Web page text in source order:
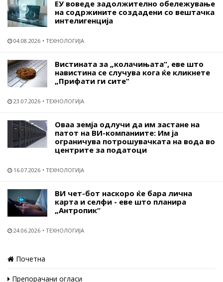
ЕУ воведе задолжително обележување
на содржините создадени со вештачка
интелигенција
04.08.2026 ТЕХНОЛОГИЈА
Вистината за „колачињата“, еве што
навистина се случува кога ќе кликнете
„Прифати ги сите“
23.07.2026 ТЕХНОЛОГИЈА
Оваа земја одлучи да им застане на
патот на ВИ-компаниите: Им ја
ограничува потрошувачката на вода во
центрите за податоци
16.07.2026 ТЕХНОЛОГИЈА
ВИ чет-бот наскоро ќе бара лична
карта и селфи - еве што планира
„Антропик“
24.06.2026 ТЕХНОЛОГИЈА
Почетна
Препорачани огласи